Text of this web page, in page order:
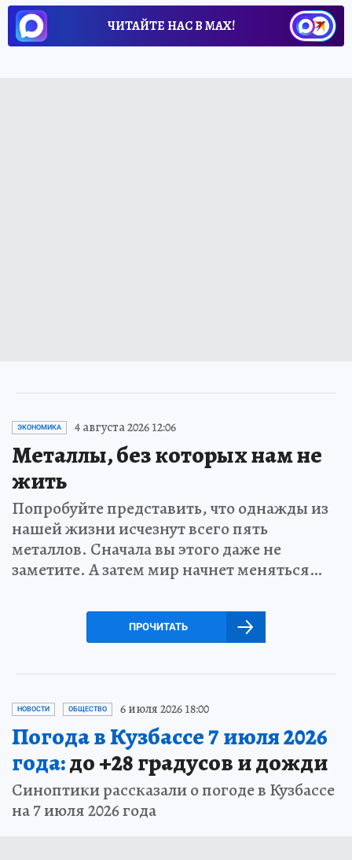
ЧИТАЙТЕ НАС В МАХ!
ЭКОНОМИКА 4 августа 2026 12:06
Металлы, без которых нам не
жить
Попробуйте представить, что однажды из
нашей жизни исчезнут всего пять
металлов. Сначала вы этого даже не
заметите. А затем мир начнет меняться…
ПРОЧИТАТЬ
НОВОСТИ ОБЩЕСТВО 6 июля 2026 18:00
Погода в Кузбассе 7 июля 2026
года:до +28 градусов и дожди
Синоптики рассказали о погоде в Кузбассе
на 7 июля 2026 года